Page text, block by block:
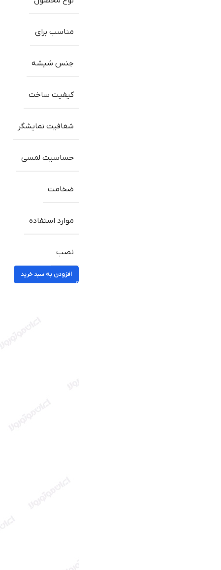
مناسب برای
جنس شیشه
کیفیت ساخت
شفافیت نمایشگر
حساسیت لمسی
ضخامت
موارد استفاده
نصب
افزودن به سبد خرید